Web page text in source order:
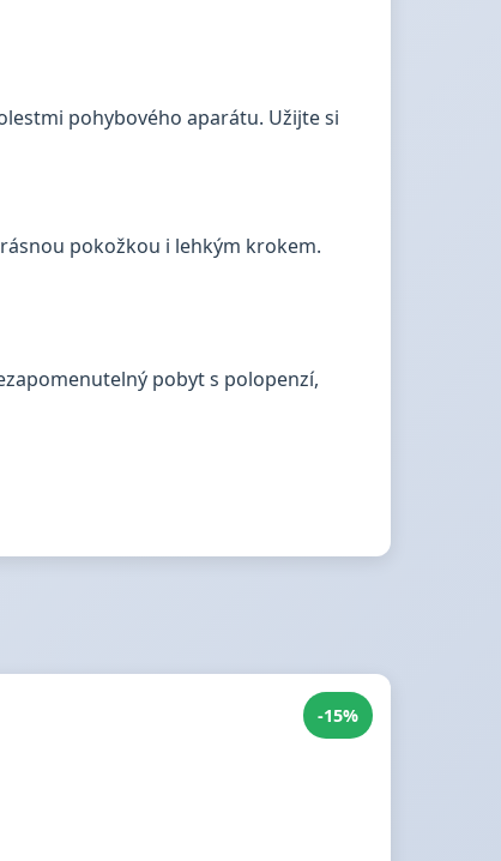
pohybového aparátu. Užijte si
pokožkou i lehkým krokem.
pobyt s polopenzí,
-15%